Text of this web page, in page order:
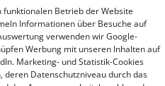
Betrieb der Website
Informationen über Besuche auf
verwenden wir Google-
Werbung mit unseren Inhalten auf
Marketing- und Statistik-Cookies
deren Datenschutzniveau durch das